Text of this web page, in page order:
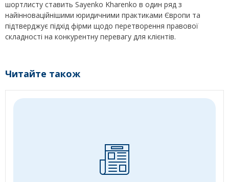
шортлисту ставить Sayenko Kharenko в один ряд з
найінноваційнішими юридичними практиками Європи та
підтверджує підхід фірми щодо перетворення правової
складності на конкурентну перевагу для клієнтів.
Читайте також